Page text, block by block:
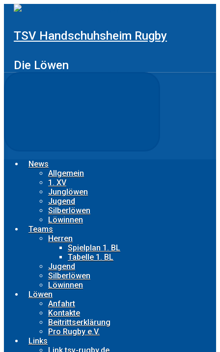
Zum
TSV Handschuhsheim Rugby
Die Löwen
News
Allgemein
1. XV
Junglöwen
Jugend
Silberlöwen
Löwinnen
Teams
Herren
Spielplan 1. BL
Tabelle 1. BL
Jugend
Silberlöwen
Löwinnen
Löwen
Anfahrt
Kontakte
Beitrittserklärung
Pro Rugby e.V.
Links